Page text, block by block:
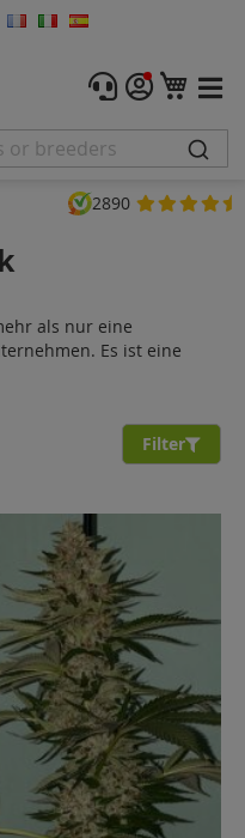
Mein
2890
als nur eine
Es ist eine
Filter